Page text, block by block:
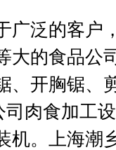
泛的客户
大的食品公
、开胸锯、
肉食加工
机。上海潮